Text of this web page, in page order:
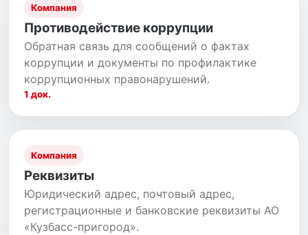
Компания
Противодействие коррупции
Обратная связь для сообщений о фактах
коррупции и документы по профилактике
коррупционных правонарушений.
1 док.
Компания
Реквизиты
Юридический адрес, почтовый адрес,
регистрационные и банковские реквизиты АО
«Кузбасс-пригород».